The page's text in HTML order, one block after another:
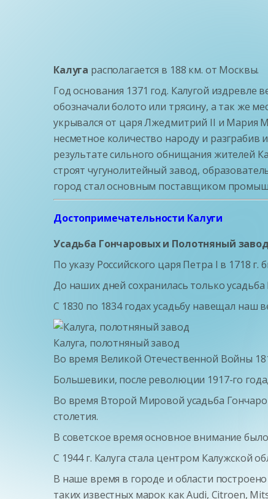
Калуга располагается в 188 км. от Москвы.
Год основания 1371 год. Калугой издревле
обозначали болото или трясину, а так же
укрывался от царя Лжедмитрий II и Мария
несметное количество народу и разграбив
результате сильного обнищания жителей
строятчугунолитейный завод,
город стал основным поставщиком
Достопримечательности Калуги
Усадьба Гончаровых и Полотняный
По указу Российского царя Петра I в 1718
До наших дней сохранилась только
С 1830 по 1834 годах усадьбу навещал наш
Калуга, полотняный завод
Во время Великой Отечественной Войны
Большевики, после революции 1917-го
Во время Второй Мировой усадьба
столетия.
В советское время основное внимание
С 1944 г. Калуга стала центром Калужской
В наше время в городе и области
таких известных марок как Audi, Citroen,